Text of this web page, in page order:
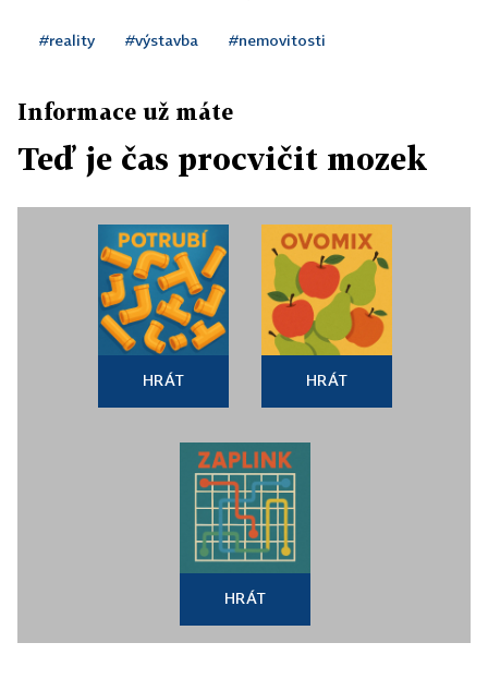
#reality #výstavba #nemovitosti
Informace už máte
Teď je čas procvičit mozek
HRÁT HRÁT
HRÁT